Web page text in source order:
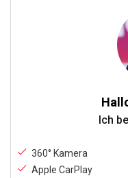
Ich
360° Kamera
Apple CarPlay